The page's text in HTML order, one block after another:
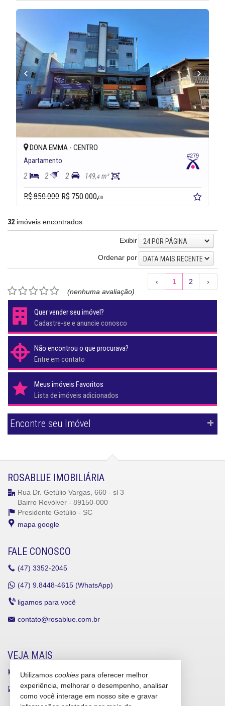
#279
DONA EMMA - CENTRO
Apartamento
2 2 2 149,4 m²
R$ 850.000 R$ 750.000,00
32 imóveis encontrados
Exibir
24 POR PÁGINA
Ordenar por
DATA MAIS RECENTE
‹ 1 2
›
(nenhuma avaliação)
Quer vender seu imóvel?
Cadastre-se e anuncie conosco
Não encontrou o que procurava?
Entre em contato
Meus imóveis Favoritos
Lista de imóveis adicionados
Encontre seu Imóvel
ROSABLUE IMOBILIÁRIA
Rua Dr. Getúlio Vargas, 660 - sl 3
Bairro Revólver - 89150-000
Presidente Getúlio - SC
mapa google
FALE CONOSCO
(47) 3352-2045
(47) 9.8448-4615 (WhatsApp)
ligamos para você
contato@rosablue.com.br
VEJA MAIS
receba nosso newsletter
indicadores financeiros
Utilizamos cookies para oferecer melhor
experiência, melhorar o desempenho, analisar
como você interage em nosso site e gravar